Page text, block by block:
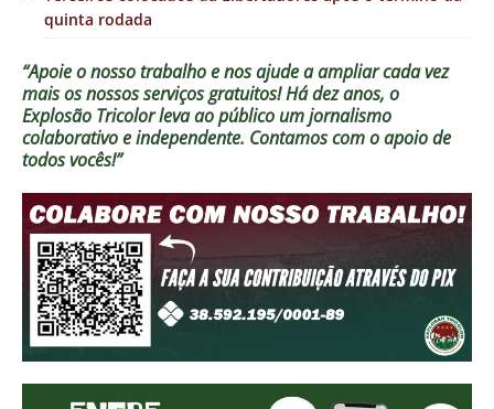
quinta rodada
“Apoie o nosso trabalho e nos ajude a ampliar cada vez
mais os nossos serviços gratuitos!Há dez anos, o
Explosão Tricolor leva ao público um jornalismo
colaborativo e independente. Contamos com o apoio de
todos vocês!”